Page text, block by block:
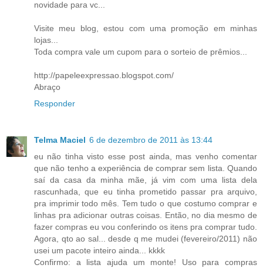
novidade para vc...
Visite meu blog, estou com uma promoção em minhas
lojas...
Toda compra vale um cupom para o sorteio de prêmios...
http://papeleexpressao.blogspot.com/
Abraço
Responder
Telma Maciel 6 de dezembro de 2011 às 13:44
eu não tinha visto esse post ainda, mas venho comentar
que não tenho a experiência de comprar sem lista. Quando
saí da casa da minha mãe, já vim com uma lista dela
rascunhada, que eu tinha prometido passar pra arquivo,
pra imprimir todo mês. Tem tudo o que costumo comprar e
linhas pra adicionar outras coisas. Então, no dia mesmo de
fazer compras eu vou conferindo os itens pra comprar tudo.
Agora, qto ao sal... desde q me mudei (fevereiro/2011) não
usei um pacote inteiro ainda... kkkk
Confirmo: a lista ajuda um monte! Uso para compras